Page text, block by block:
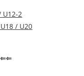
U12-2
/ U20